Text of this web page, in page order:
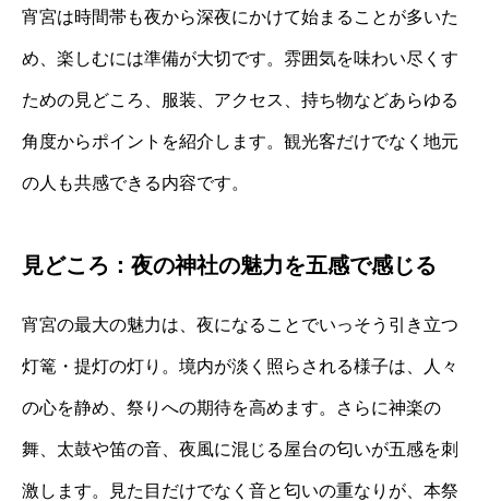
宵宮は時間帯も夜から深夜にかけて始まることが多いた
め、楽しむには準備が大切です。雰囲気を味わい尽くす
ための見どころ、服装、アクセス、持ち物などあらゆる
角度からポイントを紹介します。観光客だけでなく地元
の人も共感できる内容です。
見どころ：夜の神社の魅力を五感で感じる
宵宮の最大の魅力は、夜になることでいっそう引き立つ
灯篭・提灯の灯り。境内が淡く照らされる様子は、人々
の心を静め、祭りへの期待を高めます。さらに神楽の
舞、太鼓や笛の音、夜風に混じる屋台の匂いが五感を刺
激します。見た目だけでなく音と匂いの重なりが、本祭